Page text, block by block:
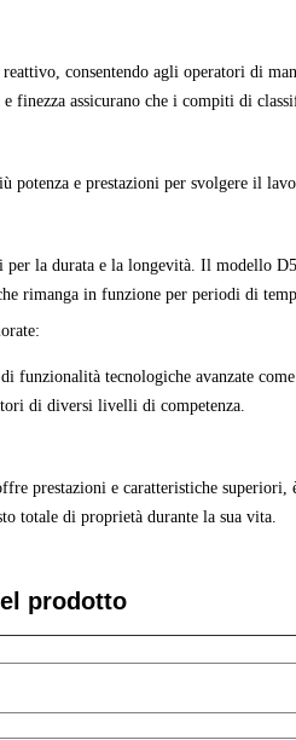
consentendo agli operatori di
e finezza assicurano che i compiti di
potenza e prestazioni per svolgere il
la durata e la longevità. Il modello
rimanga in funzione per periodi di
:
funzionalità tecnologiche avanzate
di diversi livelli di competenza.
prestazioni e caratteristiche superiori,
totale di proprietà durante la sua vita.
prodotto